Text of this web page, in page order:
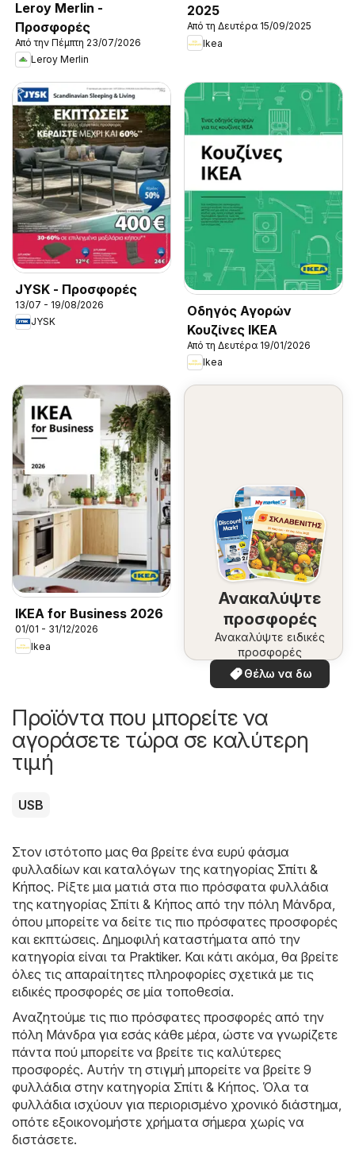
Leroy Merlin -
Προσφορές
Από την Πέμπτη 23/07/2026
Leroy Merlin
2025
Από τη Δευτέρα 15/09/2025
Ikea
JYSK - Προσφορές
13/07 - 19/08/2026
JYSK
Οδηγός Αγορών
Κουζίνες IKEA
Από τη Δευτέρα 19/01/2026
Ikea
IKEA for Business 2026
01/01 - 31/12/2026
Ikea
Ανακαλύψτε
προσφορές
Ανακαλύψτε ειδικές
προσφορές
Θέλω να δω
Προϊόντα που μπορείτε να
αγοράσετε τώρα σε καλύτερη
τιμή
USB
Στον ιστότοπο μας θα βρείτε ένα ευρύ φάσμα
φυλλαδίων και καταλόγων της κατηγορίας Σπίτι &
Κήπος. Ρίξτε μια ματιά στα πιο πρόσφατα φυλλάδια
της κατηγορίας Σπίτι & Κήπος από την πόλη Μάνδρα,
όπου μπορείτε να δείτε τις πιο πρόσφατες προσφορές
και εκπτώσεις. Δημοφιλή καταστήματα από την
κατηγορία είναι τα Praktiker. Και κάτι ακόμα, θα βρείτε
όλες τις απαραίτητες πληροφορίες σχετικά με τις
ειδικές προσφορές σε μία τοποθεσία.
Αναζητούμε τις πιο πρόσφατες προσφορές από την
πόλη Μάνδρα για εσάς κάθε μέρα, ώστε να γνωρίζετε
πάντα πού μπορείτε να βρείτε τις καλύτερες
προσφορές. Αυτήν τη στιγμή μπορείτε να βρείτε 9
φυλλάδια στην κατηγορία Σπίτι & Κήπος. Όλα τα
φυλλάδια ισχύουν για περιορισμένο χρονικό διάστημα,
οπότε εξοικονομήστε χρήματα σήμερα χωρίς να
διστάσετε.